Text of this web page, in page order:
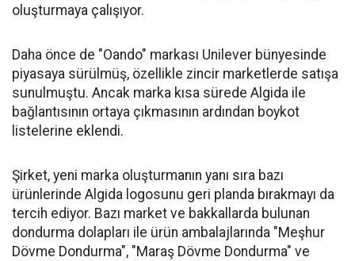
oluşturmaya çalışıyor.
Daha önce de "Oando" markası Unilever bünyesinde
piyasaya sürülmüş, özellikle zincir marketlerde satışa
sunulmuştu. Ancak marka kısa sürede Algida ile
bağlantısının ortaya çıkmasının ardından boykot
listelerine eklendi.
Şirket, yeni marka oluşturmanın yanı sıra bazı
ürünlerinde Algida logosunu geri planda bırakmayı da
tercih ediyor. Bazı market ve bakkallarda bulunan
dondurma dolapları ile ürün ambalajlarında "Meşhur
Dövme Dondurma", "Maraş Dövme Dondurma" ve